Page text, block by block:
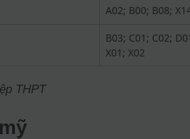
A02; B00; B08;
B03; C01; C02;
X01; X02
THPT